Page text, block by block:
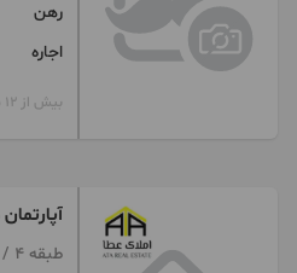
رهن
اجاره
بیش از 12 ماه پیش
امکانات
طبقه 4 / ساخت 1397 / آسانسور